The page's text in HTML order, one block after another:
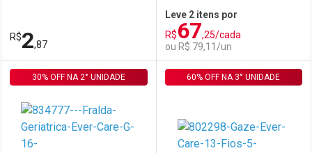
Comprar sem Desconto
Por R$ 3,19/cada
Por R$ 3,19/cada
Comprar sem Desconto
Por R$ 22,30/cada
Comprar sem Desconto
Por R$ 22,30/cada
R$2,87
FECHAR
Laboratório
FECHAR
Por Menos
Leve 2 itens por
R$67,25/cada
ou R$ 79,11/un
Laboratório
Por Menos
30% OFF NA 2° UNIDADE 60% OFF NA 3° UNIDADE